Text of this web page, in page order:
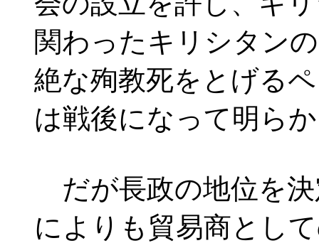
関わったキリシタン
絶な殉教死をとげる
は戦後になって明ら
だが長政の地位を
によりも貿易商とし